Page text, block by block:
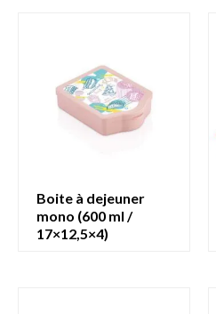
boite à dejeuner
mono (600 ml /
17×12,5×4)